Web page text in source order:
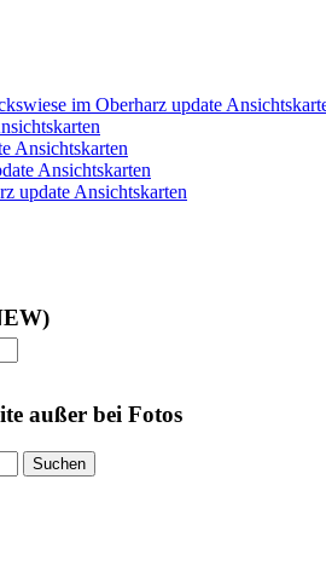
im Oberharz update
Ansichtskarten
Ansichtskarten
update Ansichtskarten
außer bei Fotos